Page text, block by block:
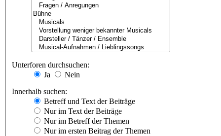
Unterforen durchsuchen:
Ja
Nein
Innerhalb suchen:
Betreff und Text der Beiträge
Nur im Text der Beiträge
Nur im Betreff der Themen
Nur im ersten Beitrag der Themen